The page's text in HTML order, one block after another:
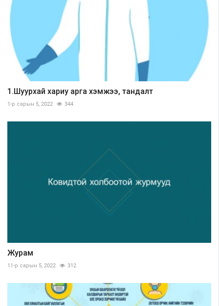
1.Шуурхай хариу арга хэмжээ, тандалт
1-р сарын 5, 2022 344
Журам
11-р сарын 5, 2022 312